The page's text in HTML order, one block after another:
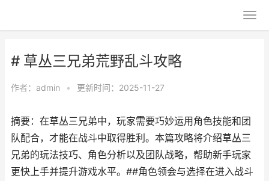
# 草丛三兄弟荒野乱斗攻略
作者： admin • 更新时间：2025-11-27
摘要：在草丛三兄弟中，玩家需要巧妙运用角色技能和团
队配合，才能在战斗中取得胜利。本篇攻略将介绍草丛三
兄弟的玩法技巧、角色分析以及团队战略，帮助新手玩家
更快上手并提升游戏水平。##角色领会与选择在进入战斗